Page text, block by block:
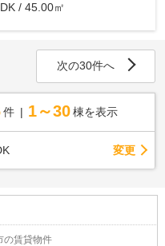
/ 45.00㎡
次の30件へ
件 1～30 棟を表示
変更
の賃貸物件